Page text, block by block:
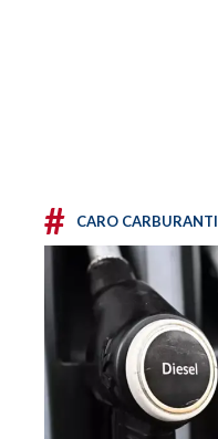
# CARO CARBURANTI